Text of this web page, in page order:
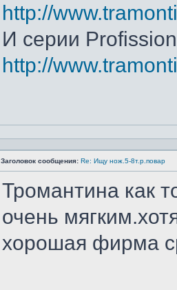
http://
И серии
http://
Заголовок сообщения: Re: Ищу нож.5-8т.р.повар
Тромантина как
очень
хорошая фирма